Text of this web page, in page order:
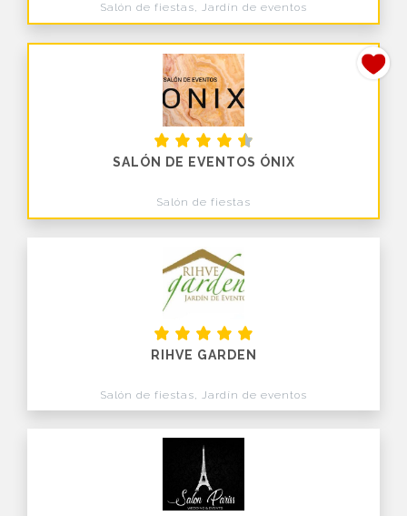
Salón de fiestas, Jardín de eventos
SALÓN DE EVENTOS ÓNIX
Salón de fiestas
RIHVE GARDEN
Salón de fiestas, Jardín de eventos